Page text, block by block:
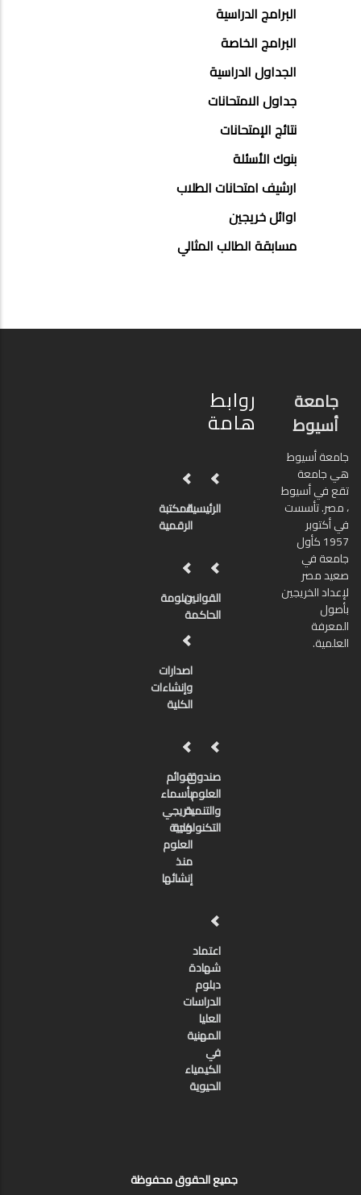
البرامج الدراسية
البرامج الخاصة
الجداول الدراسية
جداول الامتحانات
نتائج الإمتحانات
بنوك الأسئلة
ارشيف امتحانات الطلاب
اوائل خريجين
مسابقة الطالب المثالي
جامعة
أسيوط
جامعة أسيوط
هي جامعة
تقع في أسيوط
، مصر. تأسست
في أكتوبر
1957 كأول
جامعة في
صعيد مصر
لإعداد الخريجين
بأصول
المعرفة
العلمية.
روابط
هامة
الرئيسيةالمكتبة
الرقمية
القوانين
الحاكمة
دبلومة
اصدارات
وإنشاءات
الكلية
صندوق
العلوم
والتنمية
التكنولوجية
قوائم
بأسماء
خريجي
كلية
العلوم
منذ
إنشائها
اعتماد
شهادة
دبلوم
الدراسات
العليا
المهنية
في
الكيمياء
الحيوية
جميع الحقوق محفوظة